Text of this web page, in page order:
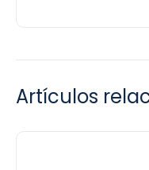
Artículos